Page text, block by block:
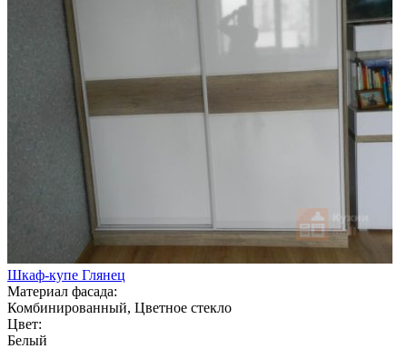
Шкаф-купе Глянец
Материал фасада:
Комбинированный, Цветное стекло
Цвет:
Белый